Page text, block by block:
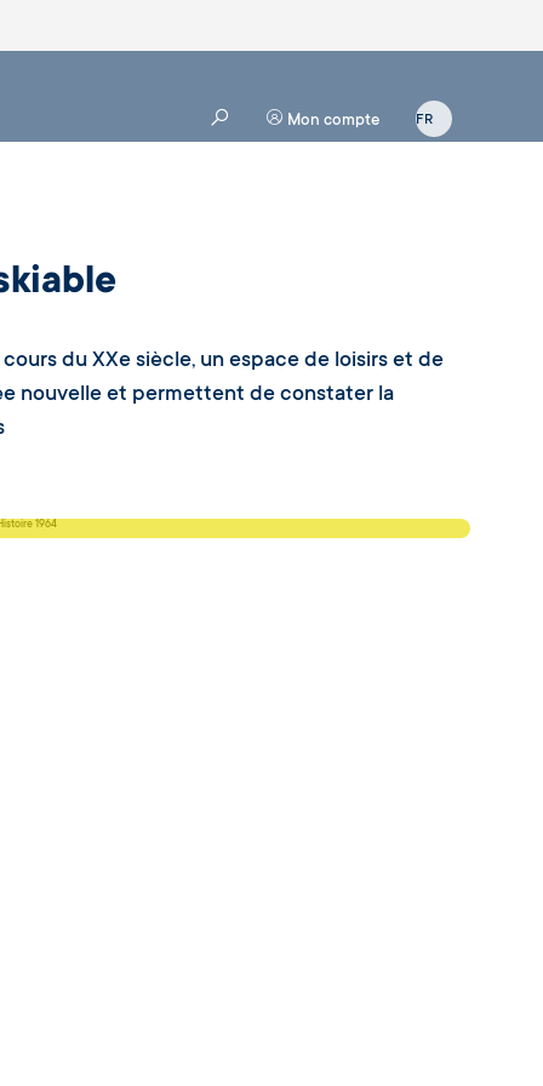
Mon compte
du XXe siècle, un espace de loisirs et de
nouvelle et permettent de constater la